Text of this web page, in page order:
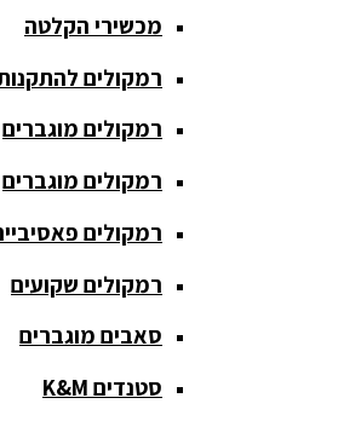
כריזה
ומגפונים
מדונה
אלחוטית
מיקסר
מוגברים
מיקרופון
מכשירי הקלטה
רמקולים להתקנות
רמקולים מוגברים
רמקולים מוגברים
רמקולים פאסיביים
רמקולים שקועים
סאבים מוגברים
סטנדים K&M